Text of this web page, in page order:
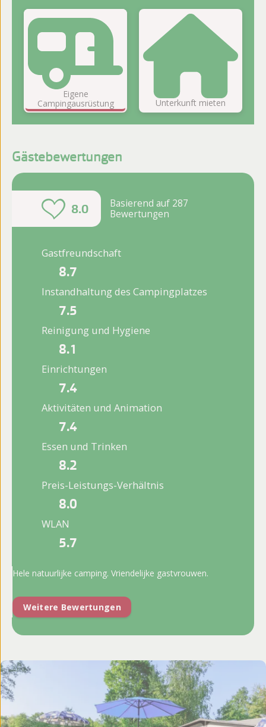
lieber den Luxus eines Chalets genießen
möchten: Es gibt für jeden ein passendes
Plätzchen.
Eigene
Campingausrüstung
Unterkunft mieten
Gästebewertungen
8.0
Basierend auf 287
Bewertungen
Gastfreundschaft
8.7
Instandhaltung des Campingplatzes
7.5
Reinigung und Hygiene
8.1
Einrichtungen
7.4
Aktivitäten und Animation
7.4
Essen und Trinken
8.2
Preis-Leistungs-Verhältnis
8.0
WLAN
5.7
Hele natuurlijke camping. Vriendelijke gastvrouwen.
Weitere Bewertungen